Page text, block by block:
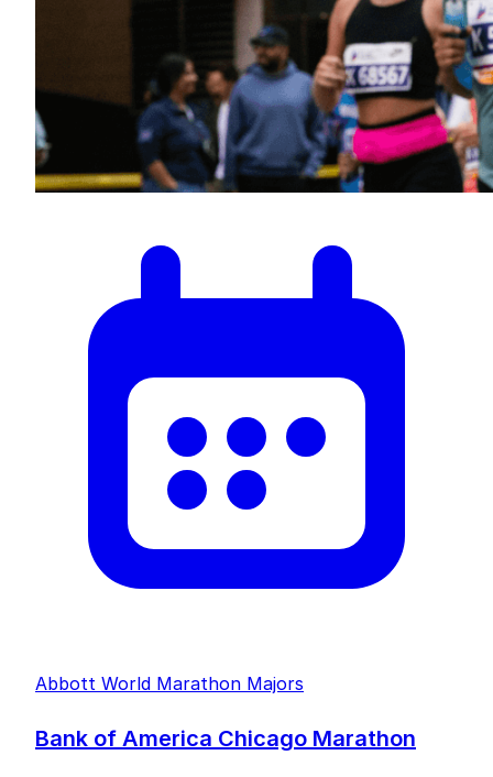
Abbott World Marathon Majors
Bank of America Chicago Marathon